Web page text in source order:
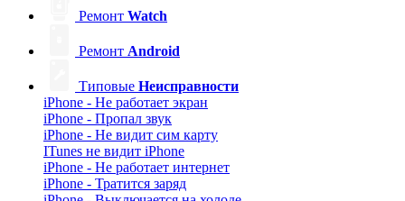
Ремонт Watch
Ремонт Android
Типовые Неисправности
iPhone - Не работает экран
iPhone - Пропал звук
iPhone - Не видит сим карту
ITunes не видит iPhone
iPhone - Не работает интернет
iPhone - Тратится заряд